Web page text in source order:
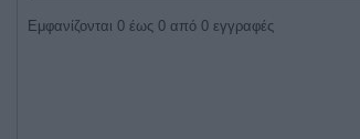
Εμφανίζονται 0 έως 0 από 0 εγγραφές